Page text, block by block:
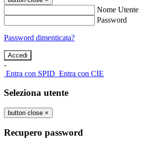
Nome Utente
Password
Password dimenticata?
-
Entra con SPID Entra con CIE
Seleziona utente
button close ×
Recupero password